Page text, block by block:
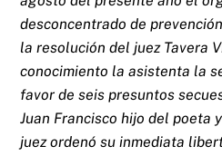
desconcentrado de
la resolución del juez Tavera
conocimiento la asistenta la
favor de seis presuntos
Juan Francisco hijo del poeta
juez ordenó su inmediata